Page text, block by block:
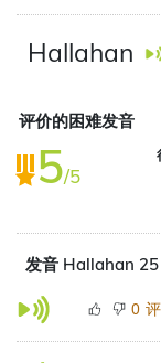
Hallahan
评价的困难发音
5/5
发音 Hallahan 25
0